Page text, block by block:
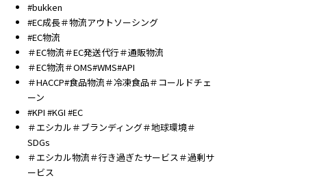
#bukken
#EC成長＃物流アウトソーシング
#EC物流
＃EC物流＃EC発送代行＃通販物流
＃EC物流＃OMS#WMS#API
＃HACCP#食品物流＃冷凍食品＃コールドチェ
ーン
#KPI #KGI #EC
＃エシカル＃ブランディング＃地球環境＃
SDGs
＃エシカル物流＃行き過ぎたサービス＃過剰サ
ービス